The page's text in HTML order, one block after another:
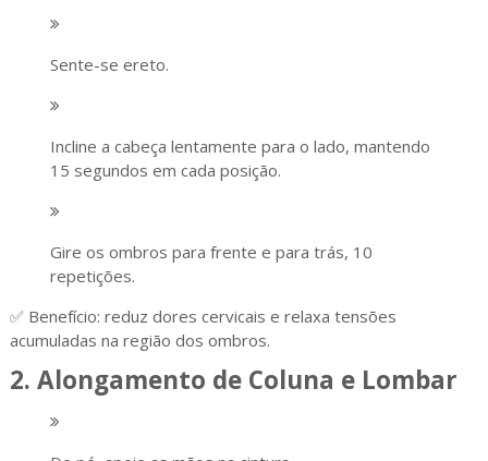
Sente-se ereto.
Incline a cabeça lentamente para o lado, mantendo
15 segundos em cada posição.
Gire os ombros para frente e para trás, 10
repetições.
✅ Benefício: reduz dores cervicais e relaxa tensões
acumuladas na região dos ombros.
2. Alongamento de Coluna e Lombar